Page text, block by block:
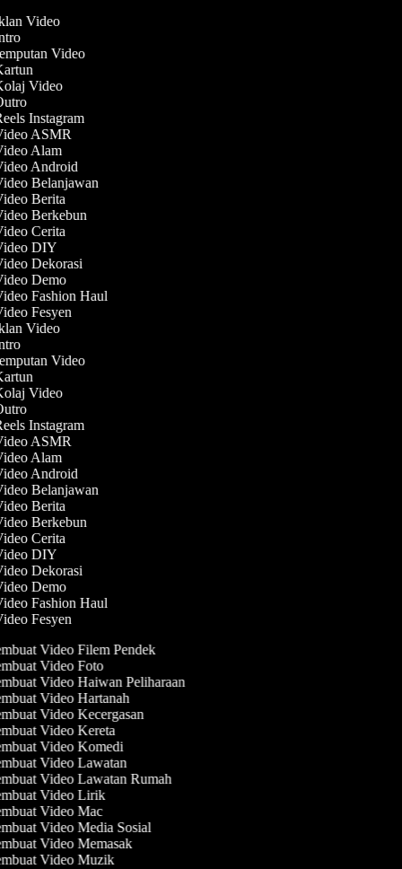
Video
Video
Video
Instagram
ASMR
Alam
Android
Belanjawan
Berita
Berkebun
Cerita
DIY
Dekorasi
Demo
Fashion Haul
Fesyen
Video
Video
Video
Instagram
ASMR
Alam
Android
Belanjawan
Berita
Berkebun
Cerita
DIY
Dekorasi
Demo
Fashion Haul
Fesyen
Video Filem Pendek
Video Foto
Video Haiwan Peliharaan
Video Hartanah
Video Kecergasan
Video Kereta
Video Komedi
Video Lawatan
Video Lawatan Rumah
Video Lirik
Video Mac
Video Media Sosial
Video Memasak
Video Muzik